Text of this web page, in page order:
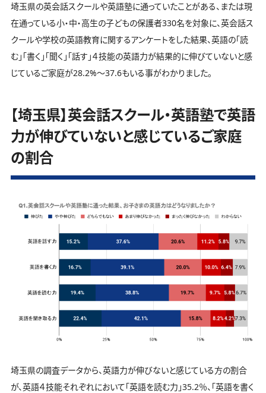
埼玉県の英会話スクールや英語塾に通っていたことがある、または現
在通っている小・中・高生の子どもの保護者330名を対象に、英会話ス
クールや学校の英語教育に関するアンケートをした結果、英語の「読
む」「書く」「聞く」「話す」４技能の英語力が結果的に伸びていないと感
じているご家庭が28.2%～37.6もいる事がわかりました。
【埼玉県】英会話スクール・英語塾で英語
力が伸びていないと感じているご家庭
の割合
埼玉県の調査データから、英語力が伸びないと感じている方の割合
が、英語４技能それぞれにおいて「英語を読む力」35.2％、「英語を書く